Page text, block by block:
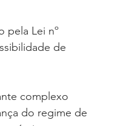
pela Lei nº
de
complexo
do regime de